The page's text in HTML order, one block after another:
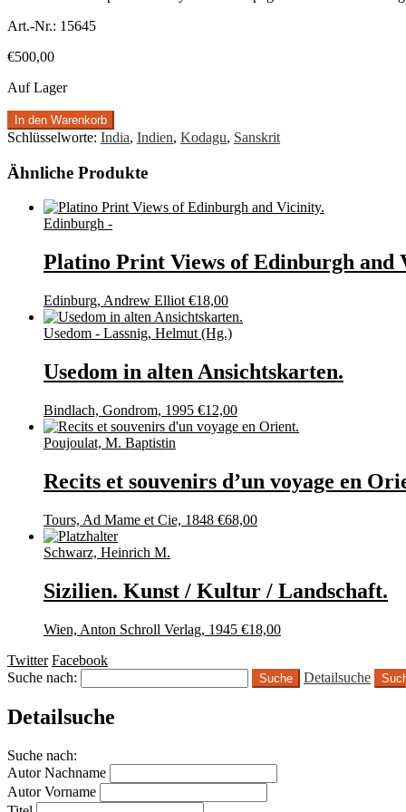
Art.-Nr.: 15645
€500,00
Auf Lager
In den Warenkorb
Schlüsselworte: India, Indien, Kodagu, Sanskrit
Ähnliche Produkte
Edinburgh -
Platino Print Views of Edinburgh and
Edinburg, Andrew Elliot €18,00
Usedom - Lassnig, Helmut (Hg.)
Usedom in alten Ansichtskarten.
Bindlach, Gondrom, 1995 €12,00
Poujoulat, M. Baptistin
Recits et souvenirs d’un voyage en
Tours, Ad Mame et Cie, 1848 €68,00
Schwarz, Heinrich M.
Sizilien. Kunst / Kultur / Landschaft.
Wien, Anton Schroll Verlag, 1945 €18,00
Twitter Facebook
Suche nach:
Detailsuche
Detailsuche
Suche nach:
Autor Nachname
Autor Vorname